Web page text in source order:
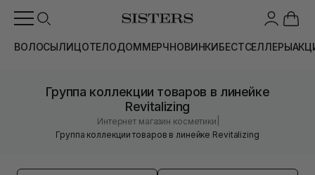
ВОЛОСЫЛИЦОТЕЛОДОММЕРЧНОВИНКИБЕСТСЕЛЛЕРЫ
Группа коллекции товаров в линейке
Revitalizing
Интернет магазин косметики
Группа коллекции товаров в линейке Revitalizing